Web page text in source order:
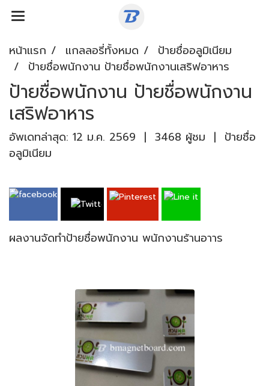
หน้าแรก แกลลอรี่ทั้งหมด
ป้ายชื่ออลูมิเนียม
ป้ายชื่อพนักงาน ป้ายชื่อพนักงานเสริฟอาหาร
ป้ายชื่อพนักงาน ป้ายชื่อพนักงาน
เสริฟอาหาร
อัพเดทล่าสุด: 12 ม.ค. 2569 | 3468 ผู้ชม | ป้ายชื่อ
อลูมิเนียม
ผลงานจัดทำป้ายชื่อพนักงาน พนักงานร้านอาาร